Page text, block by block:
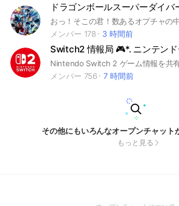
メンバー 178
3 時間前
Switch2 情報局 🎮*. ニンテン
メンバー 756
7 時間前
その他にもいろんなオープンチャット
もっと見る